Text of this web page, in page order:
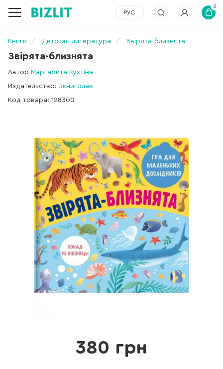
РУС
0
Книги Детская литература Звірята-близнята
Звірята-близнята
Автор Маргарита Кухтіна
Издательство: #книголав
Код товара: 128300
380 грн